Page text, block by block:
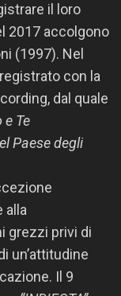
il loro
2017 accolgono
(1997). Nel
con la
dal quale
e Te
Paese degli
alla
grezzi privi di
un’attitudine
Il 9